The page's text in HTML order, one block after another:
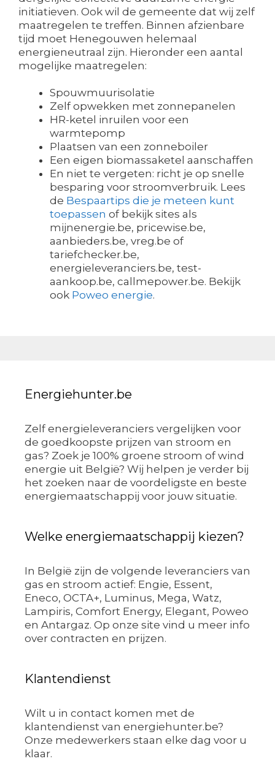
initiatieven. Ook wil de gemeente dat wij zelf
maatregelen te treffen. Binnen afzienbare
tijd moet Henegouwen helemaal
energieneutraal zijn. Hieronder een aantal
mogelijke maatregelen:
Spouwmuurisolatie
Zelf opwekken met zonnepanelen
HR-ketel inruilen voor een
warmtepomp
Plaatsen van een zonneboiler
Een eigen biomassaketel aanschaffen
En niet te vergeten: richt je op snelle
besparing voor stroomverbruik. Lees
de Bespaartips die je meteen kunt
toepassen of bekijk sites als
mijnenergie.be, pricewise.be,
aanbieders.be, vreg.be of
tariefchecker.be,
energieleveranciers.be, test-
aankoop.be, callmepower.be. Bekijk
ook Poweo energie.
Energiehunter.be
Zelf energieleveranciers vergelijken voor
de goedkoopste prijzen van stroom en
gas? Zoek je 100% groene stroom of wind
energie uit België? Wij helpen je verder bij
het zoeken naar de voordeligste en beste
energiemaatschappij voor jouw situatie.
Welke energiemaatschappij kiezen?
In België zijn de volgende leveranciers van
gas en stroom actief: Engie, Essent,
Eneco, OCTA+, Luminus, Mega, Watz,
Lampiris, Comfort Energy, Elegant, Poweo
en Antargaz. Op onze site vind u meer info
over contracten en prijzen.
Klantendienst
Wilt u in contact komen met de
klantendienst van energiehunter.be?
Onze medewerkers staan elke dag voor u
klaar.